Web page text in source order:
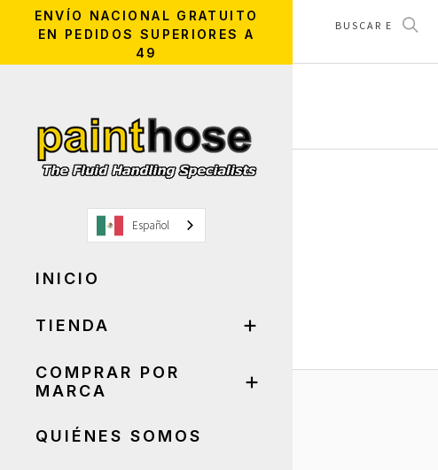
ENVÍO NACIONAL GRATUITO
EN PEDIDOS SUPERIORES A
49
Español
INICIO
TIENDA
COMPRAR POR
MARCA
QUIÉNES SOMOS